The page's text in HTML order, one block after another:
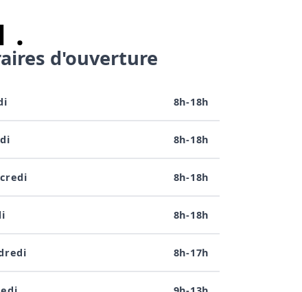
.
d'ouverture
8h-18h
8h-18h
8h-18h
8h-18h
8h-17h